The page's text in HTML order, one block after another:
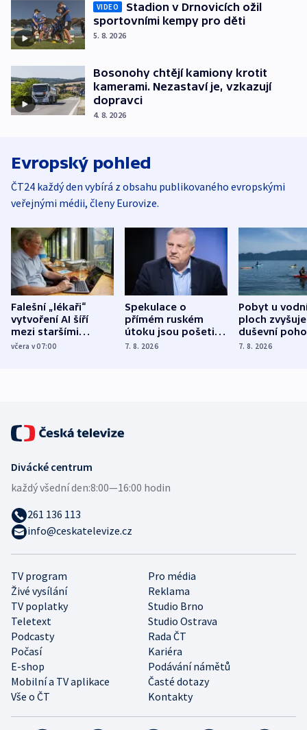
VIDEO
Stadion v Drnovicích ožil
sportovními kempy pro děti
5. 8. 2026
Bosonohy chtějí kamiony krotit
kamerami. Nezastaví je, vzkazují
dopravci
4. 8. 2026
Evropský pohled
ČT24 každý den vybírá z obsahu publikovaného evropskými
veřejnými médii, členy Eurovize.
Falešní „lékaři“
vytvoření AI šíří
mezi staršími
Poláky nebezpečné
včera v 07:00
Spekulace o
přímém ruském
útoku jsou pošetilé,
míní estonský
7. 8. 2026
Pobyt u
ploch zvyšuje
duševní
ukázala
7. 8. 2026
TV program
Pro média
Živé vysílání
Reklama
TV poplatky
Studio Brno
Teletext
Studio Ostrava
Podcasty
Rada ČT
Počasí
Kariéra
E-shop
Podávání námětů
Mobilní a TV aplikace
Časté dotazy
Vše o ČT
Kontakty
Divácké centrum
každý všední den:8:00—16:00 hodin
261 136 113
info@ceskatelevize.cz